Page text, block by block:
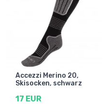
Accezzi Merino 20,
Skisocken, schwarz
17 EUR